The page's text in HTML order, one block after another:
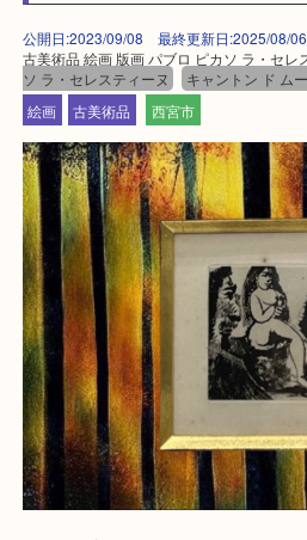
古美術品 絵画 版画 パ
ーヌ
公開日:2023/09/08 最終更新日:2025/08/
古美術品 絵画 版画 パブロ ピカソ ラ・
ソ ラ・セレスティーヌ
キャントン ド
絵画
古美術品 西宮市